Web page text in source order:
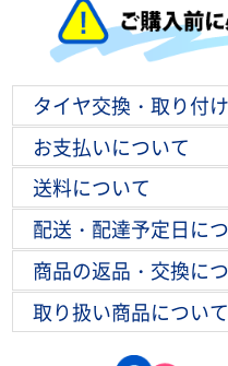
タイヤ交換・取り付
お支払いについて
送料について
配送・配達予定日に
商品の返品・交換に
取り扱い商品について